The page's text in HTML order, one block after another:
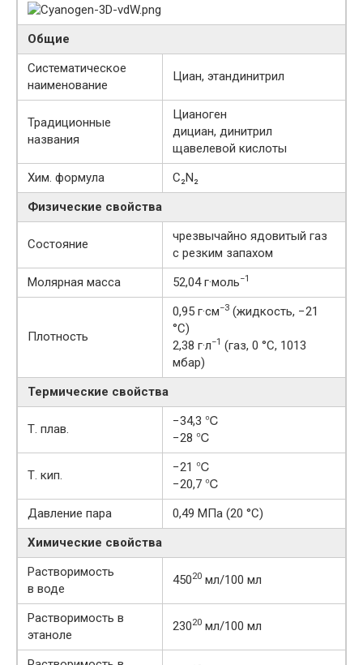
Общие
Систематическое
наименование
Циан, этандинитрил
Традиционные
названия
Цианоген
дициан, динитрил
щавелевой кислоты
Хим. формула
C₂N₂
Физические свойства
Состояние
чрезвычайно ядовитый газ
с резким запахом
Молярная масса
52,04 г·моль−1
Плотность
0,95 г·см−3 (жидкость, −21
°C)
2,38 г·л−1 (газ, 0 °C, 1013
мбар)
Термические свойства
Т. плав.
−34,3 ℃
−28 ℃
Т. кип.
−21 ℃
−20,7 ℃
Давление пара
0,49 МПа (20 °C)
Химические свойства
Растворимость
в воде
45020 мл/100 мл
Растворимость в
этаноле
23020 мл/100 мл